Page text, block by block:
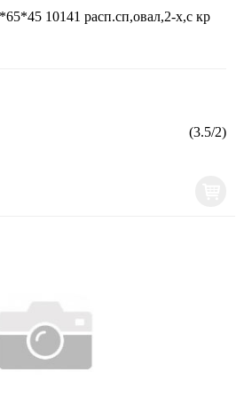
10141 расп.сп,овал,2-х,с кр
(3.5/2)